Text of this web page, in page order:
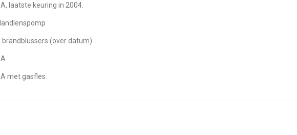
JA, laatste keuring in 2004.
Handlenspomp
2 brandblussers (over datum)
JA
JA met gasfles.